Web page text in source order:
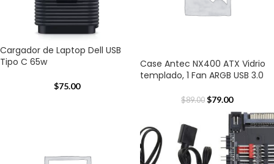
Cargador de Laptop Dell USB
Tipo C 65w
$75.00
Case Antec NX400 ATX Vidrio
templado, 1 Fan ARGB USB 3.0
$89.00 $79.00